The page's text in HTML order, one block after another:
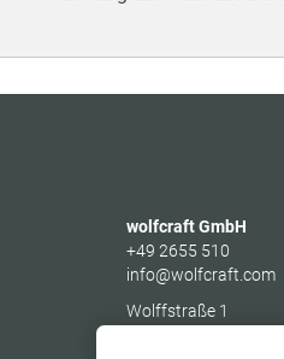
wolfcraft GmbH
+49 2655 510
info@wolfcraft.com
Wolffstraße 1